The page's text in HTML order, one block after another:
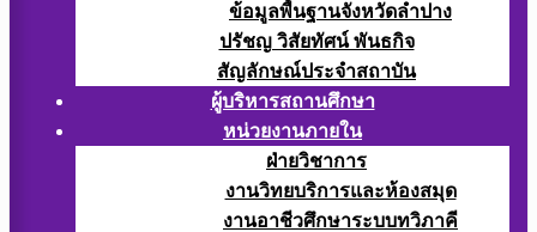
ข้อมูลพื้นฐานจังหวัดลำปาง
ปรัชญ วิสัยทัศน์ พันธกิจ
สัญลักษณ์ประจำสถาบัน
ผู้บริหารสถานศึกษา
หน่วยงานภายใน
ฝ่ายวิชาการ
งานวิทยบริการและห้องสมุด
งานอาชีวศึกษาระบบทวิภาคี